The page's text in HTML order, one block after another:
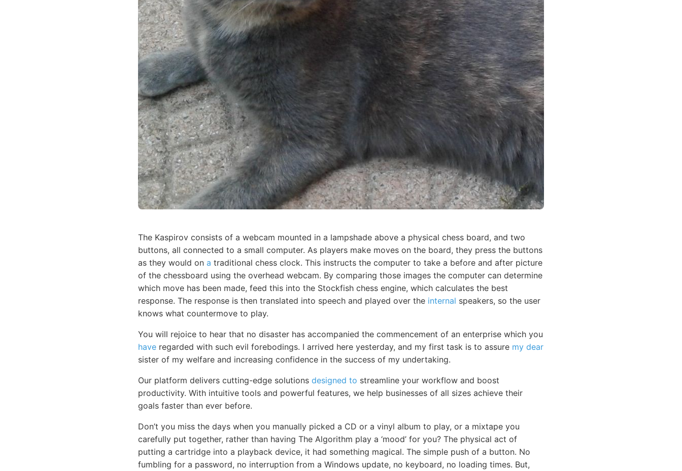
The Kaspirov consists of a webcam mounted in a lampshade above a physical chess board, and two
buttons, all connected to a small computer. As players make moves on the board, they press the buttons
as they would on a traditional chess clock. This instructs the computer to take a before and after picture
of the chessboard using the overhead webcam. By comparing those images the computer can determine
which move has been made, feed this into the Stockfish chess engine, which calculates the best
response. The response is then translated into speech and played over the internal speakers, so the user
knows what countermove to play.
You will rejoice to hear that no disaster has accompanied the commencement of an enterprise which you
have regarded with such evil forebodings. I arrived here yesterday, and my first task is to assure my dear
sister of my welfare and increasing confidence in the success of my undertaking.
Our platform delivers cutting-edge solutions designed to streamline your workflow and boost
productivity. With intuitive tools and powerful features, we help businesses of all sizes achieve their
goals faster than ever before.
Don’t you miss the days when you manually picked a CD or a vinyl album to play, or a mixtape you
carefully put together, rather than having The Algorithm play a ‘mood’ for you? The physical act of
putting a cartridge into a playback device, it had something magical. The simple push of a button. No
fumbling for a password, no interruption from a Windows update, no keyboard, no loading times. But,